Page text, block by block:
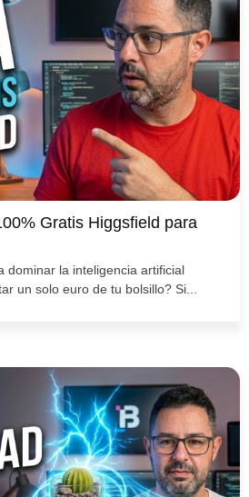
Gratis Higgsfield para
dominar la inteligencia artificial
un solo euro de tu bolsillo? Si...